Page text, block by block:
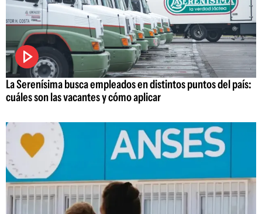
La Serenísima busca empleados en distintos puntos del país:
cuáles son las vacantes y cómo aplicar